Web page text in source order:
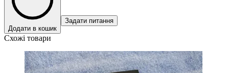
Додати в кошик
Задати питання
Схожі товари